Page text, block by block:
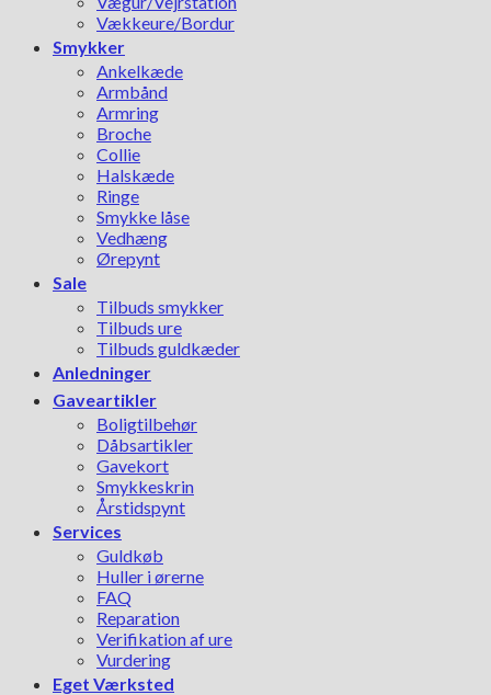
Vækkeure/Bordur
Smykker
Ankelkæde
Armbånd
Armring
Broche
Collie
Halskæde
Ringe
Smykke låse
Vedhæng
Ørepynt
Sale
Tilbuds smykker
Tilbuds ure
Tilbuds guldkæder
Anledninger
Gaveartikler
Boligtilbehør
Dåbsartikler
Gavekort
Smykkeskrin
Årstidspynt
Services
Guldkøb
Huller i ørerne
FAQ
Reparation
Verifikation af ure
Vurdering
Eget Værksted